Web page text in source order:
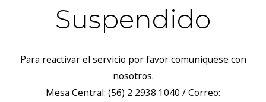
Suspendido
Para reactivar el servicio por favor comuníquese con
nosotros.
Mesa Central: (56) 2 2938 1040 / Correo: